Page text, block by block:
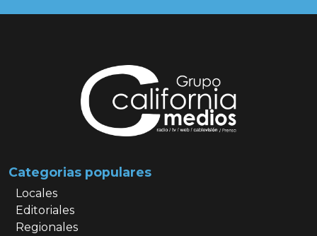
Categorias populares
Locales
Editoriales
Regionales